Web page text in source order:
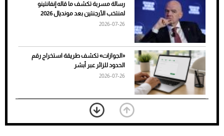
7 نصائح لاختيار لون البنطلون المناسب للقميص
الأسود
رسالة مسربة تكشف ما قاله إنفانتينو
لمنتخب الأرجنتين بعد مونديال 2026
2026-07-26
«الجوازات» تكشف طريقة استخراج رقم
الحدود للزائر عبر أبشر
2026-07-26
بعد 7 أشهر من تعرضه لحادث مروع.. جوشوا
يفوز على برينغا بـ"الضربة القاضية" (فيديو)